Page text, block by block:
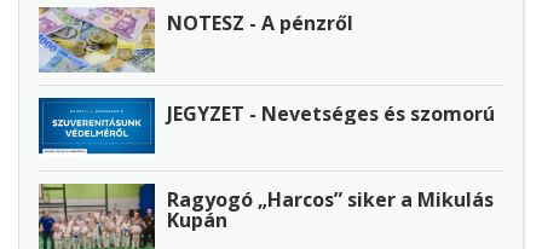
NOTESZ - A pénzről
JEGYZET - Nevetséges és szomorú
Ragyogó „Harcos” siker a Mikulás
Kupán